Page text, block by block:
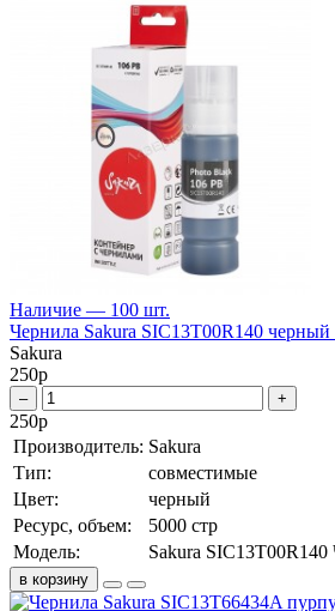
Наличие — 100 шт.
Чернила Sakura SIC13T00R140 черный
Sakura
250р
– +
250р
Производитель: Sakura
Тип:
совместимые
Цвет:
черный
Ресурс, объем:
5000 стр
Модель:
Sakura SIC13T00R140
в корзину